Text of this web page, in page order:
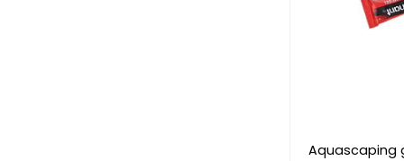
Aquascaping